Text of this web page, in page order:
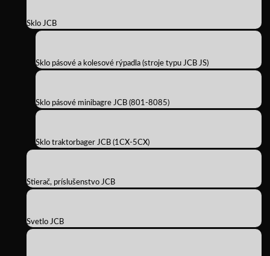
Sklo JCB
Sklo pásové a kolesové rýpadla (stroje typu JCB JS)
Sklo pásové minibagre JCB (801-8085)
Sklo traktorbager JCB (1CX-5CX)
Stierač, príslušenstvo JCB
Svetlo JCB